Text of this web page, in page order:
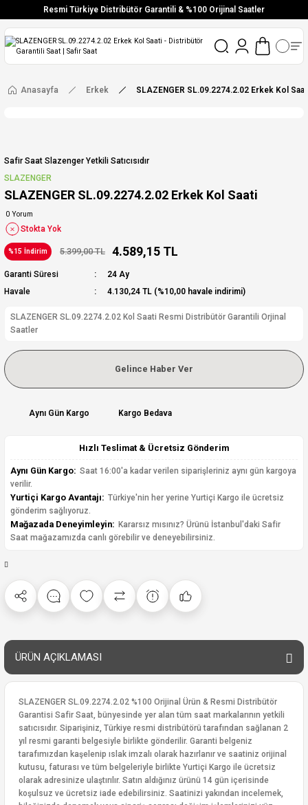
Resmi Türkiye Distribütör Garantili & %100 Orijinal Saatler
Vade Farksız 6 Taksit
Ücretsiz Kargo
Anasayfa Erkek SLAZENGER SL.09.2274.2.02 Erkek Kol
Safir Saat Slazenger Yetkili Satıcısıdır
SLAZENGER
SLAZENGER SL.09.2274.2.02 Erkek Kol Saati
0 Yorum
Stokta Yok
%15 İndirim 5.399,00 TL 4.589,15 TL
Garanti Süresi
24 Ay
Havale
4.130,24 TL (%10,00 havale indirimi)
SLAZENGER SL.09.2274.2.02 Kol Saati Resmi Distribütör Garantili Orjinal
Saatler
Gelince Haber Ver
Aynı Gün Kargo Kargo Bedava
Hızlı Teslimat & Ücretsiz Gönderim
Aynı Gün Kargo: Saat 16:00'a kadar verilen siparişleriniz aynı gün kargoya
verilir.
Yurtiçi Kargo Avantajı: Türkiye'nin her yerine Yurtiçi Kargo ile ücretsiz
gönderim sağlıyoruz.
Mağazada Deneyimleyin: Kararsız mısınız? Ürünü İstanbul'daki Safir
Saat mağazamızda canlı görebilir ve deneyebilirsiniz.
ÜRÜN AÇIKLAMASI
SLAZENGER SL.09.2274.2.02 %100 Orijinal Ürün & Resmi Distribütör
Garantisi Safir Saat, bünyesinde yer alan tüm saat markalarının yetkili
satıcısıdır. Siparişiniz, Türkiye resmi distribütörü tarafından sağlanan 2
yıl resmi garanti belgesiyle birlikte gönderilir. Garanti belgeniz
tarafımızdan kaşelenip ıslak imzalı olarak hazırlanır ve saatiniz orijinal
kutusu, faturası ve tüm belgeleriyle birlikte Yurtiçi Kargo ile ücretsiz
olarak adresinize ulaştırılır. Satın aldığınız ürünü 14 gün içerisinde
koşulsuz ve ücretsiz iade edebilirsiniz. Saatinizi yakından incelemek,